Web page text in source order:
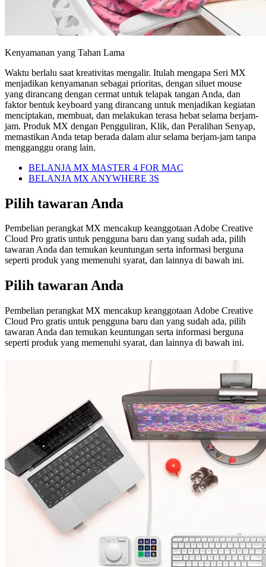
Kenyamanan yang Tahan Lama
Waktu berlalu saat kreativitas mengalir. Itulah mengapa Seri MX
menjadikan kenyamanan sebagai prioritas, dengan siluet mouse
yang dirancang dengan cermat untuk telapak tangan Anda, dan
faktor bentuk keyboard yang dirancang untuk menjadikan kegiatan
menciptakan, membuat, dan melakukan terasa hebat selama berjam-
jam. Produk MX dengan Pengguliran, Klik, dan Peralihan Senyap,
memastikan Anda tetap berada dalam alur selama berjam-jam tanpa
mengganggu orang lain.
BELANJA MX MASTER 4 FOR MAC
BELANJA MX ANYWHERE 3S
Pilih tawaran Anda
Pembelian perangkat MX mencakup keanggotaan Adobe Creative
Cloud Pro gratis untuk pengguna baru dan yang sudah ada, pilih
tawaran Anda dan temukan keuntungan serta informasi berguna
seperti produk yang memenuhi syarat, dan lainnya di bawah ini.
Pilih tawaran Anda
Pembelian perangkat MX mencakup keanggotaan Adobe Creative
Cloud Pro gratis untuk pengguna baru dan yang sudah ada, pilih
tawaran Anda dan temukan keuntungan serta informasi berguna
seperti produk yang memenuhi syarat, dan lainnya di bawah ini.